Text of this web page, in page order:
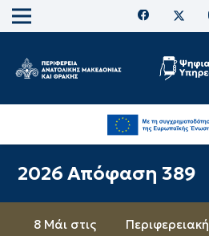
2026 Απόφαση 389
8 Μάι στις
Περιφερειακή